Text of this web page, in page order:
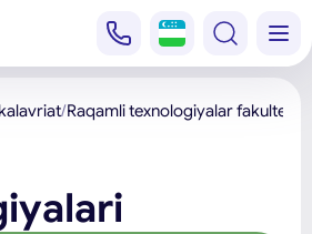
Raqamli texnologiyalar fakulteti